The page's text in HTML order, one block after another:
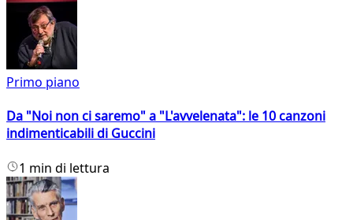
Primo piano
Da "Noi non ci saremo" a "L'avvelenata": le 10 canzoni
indimenticabili di Guccini
1 min di lettura